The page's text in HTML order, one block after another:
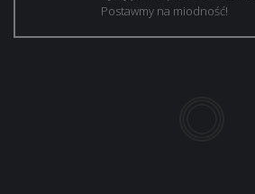
Postawmy na miodność!